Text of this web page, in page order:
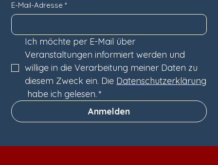
E-Mail-Adresse *
Ich möchte per E-Mail über
Veranstaltungen informiert werden und
willige in die Verarbeitung meiner Daten zu
diesem Zweck ein. Die Datenschutzerklärung
habe ich gelesen. *
Anmelden